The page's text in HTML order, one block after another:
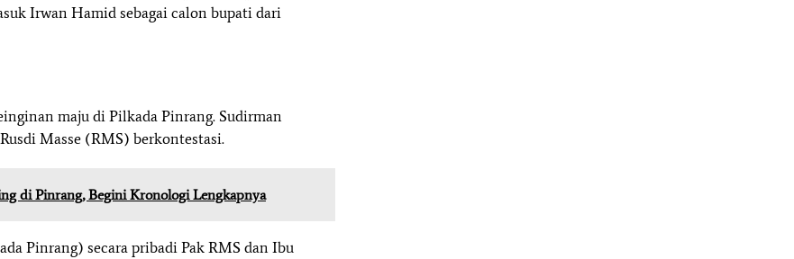
Irwan Hamid sebagai calon bupati dari
maju di Pilkada Pinrang. Sudirman
Masse (RMS) berkontestasi.
di Pinrang, Begini Kronologi Lengkapnya
Pinrang) secara pribadi Pak RMS dan Ibu